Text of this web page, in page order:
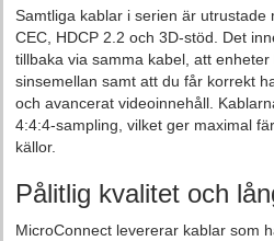
Samtliga kablar i serien är utrustade
CEC, HDCP 2.2 och 3D‑stöd. Det
tillbaka via samma kabel, att
sinsemellan samt att du får korrekt
och avancerat videoinnehåll.
4:4:4‑sampling, vilket ger maximal
källor.
Pålitlig kvalitet och
MicroConnect levererar kablar som